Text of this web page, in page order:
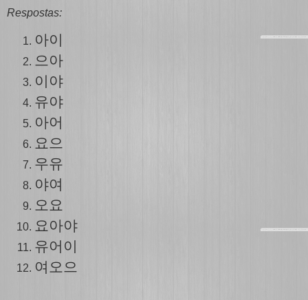
Respostas:
아이
으아
이야
유야
아어
요으
우유
야여
오요
요아야
유어 이
여오으